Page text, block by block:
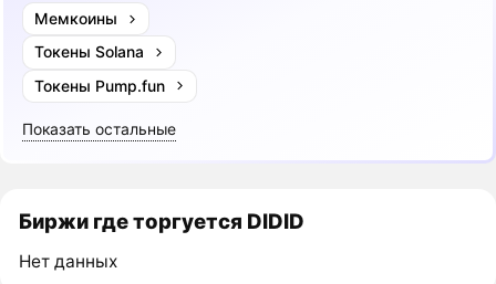
Мемкоины
Токены Solana
Токены Pump.fun
Показать остальные
Биржи где торгуется DIDID
Нет данных